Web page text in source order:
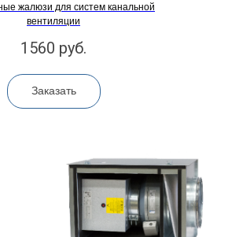
жалюзи для систем канальной
вентиляции
1560 руб.
Заказать